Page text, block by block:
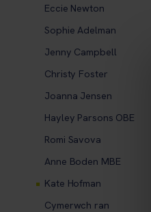
Eccie Newton
Sophie Adelman
Jenny Campbell
Christy Foster
Joanna Jensen
Hayley Parsons OBE
Romi Savova
Anne Boden MBE
Kate Hofman
Cymerwch ran